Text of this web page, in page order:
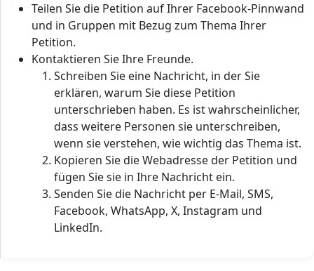
Teilen Sie die Petition auf Ihrer Facebook-Pinnwand
und in Gruppen mit Bezug zum Thema Ihrer
Petition.
Kontaktieren Sie Ihre Freunde.
Schreiben Sie eine Nachricht, in der Sie
erklären, warum Sie diese Petition
unterschrieben haben. Es ist wahrscheinlicher,
dass weitere Personen sie unterschreiben,
wenn sie verstehen, wie wichtig das Thema ist.
Kopieren Sie die Webadresse der Petition und
fügen Sie sie in Ihre Nachricht ein.
Senden Sie die Nachricht per E-Mail, SMS,
Facebook, WhatsApp, X, Instagram und
LinkedIn.